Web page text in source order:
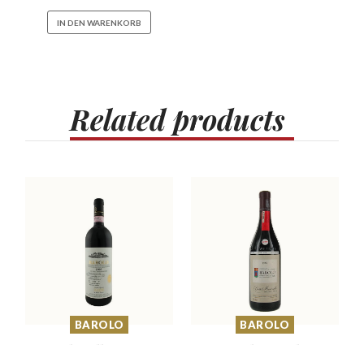
IN DEN WARENKORB
Relatedproducts
BAROLO BAROLO